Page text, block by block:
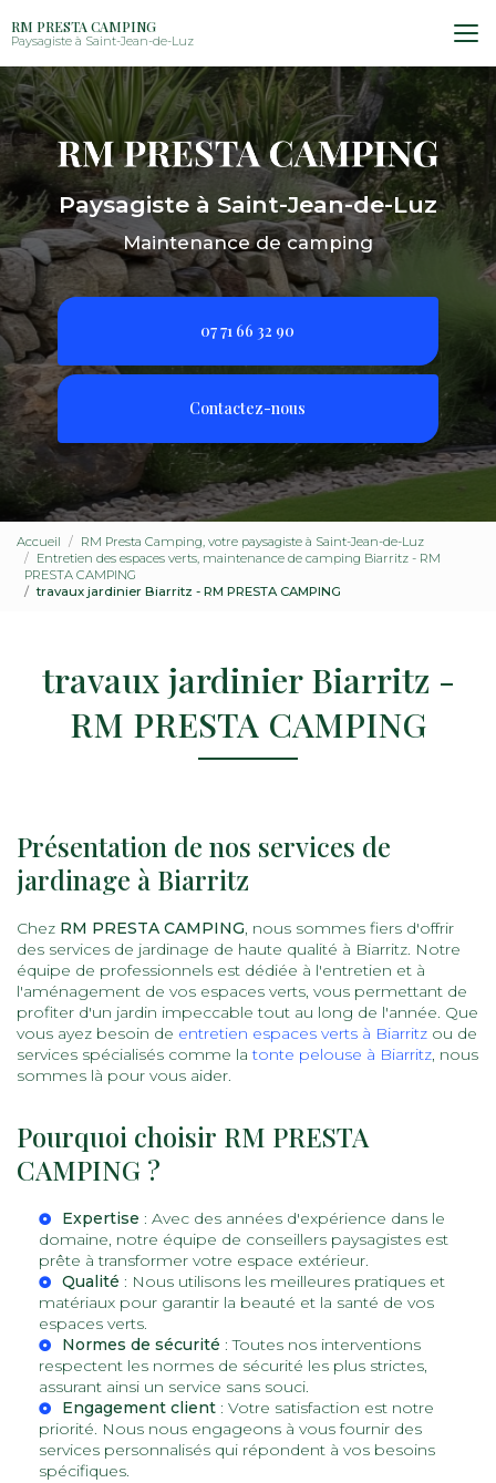
au
contenu
principal
RM PRESTA CAMPING
Paysagiste à Saint-Jean-de-Luz
Paysagiste à Saint-Jean-de-Luz
Maintenance de camping
07 71 66 32 90
Contactez-nous
Accueil
RM Presta Camping, votre paysagiste à Saint-Jean-de-Luz
Entretien des espaces verts, maintenance de camping Biarritz - RM
PRESTA CAMPING
travaux jardinier Biarritz - RM PRESTA CAMPING
travaux jardinier Biarritz -
RM PRESTA CAMPING
Présentation de nos services de
jardinage à Biarritz
Chez RM PRESTA CAMPING, nous sommes fiers d'offrir
des services de jardinage de haute qualité à Biarritz. Notre
équipe de professionnels est dédiée à l'entretien et à
l'aménagement de vos espaces verts, vous permettant de
profiter d'un jardin impeccable tout au long de l'année. Que
vous ayez besoin de entretien espaces verts à Biarritz ou de
services spécialisés comme latonte pelouse à Biarritz, nous
sommes là pour vous aider.
Pourquoi choisir RM PRESTA
CAMPING ?
Expertise : Avec des années d'expérience dans le
domaine, notre équipe de conseillers paysagistes est
prête à transformer votre espace extérieur.
Qualité : Nous utilisons les meilleures pratiques et
matériaux pour garantir la beauté et la santé de vos
espaces verts.
Normes de sécurité : Toutes nos interventions
respectent les normes de sécurité les plus strictes,
assurant ainsi un service sans souci.
Engagement client : Votre satisfaction est notre
priorité. Nous nous engageons à vous fournir des
services personnalisés qui répondent à vos besoins
spécifiques.